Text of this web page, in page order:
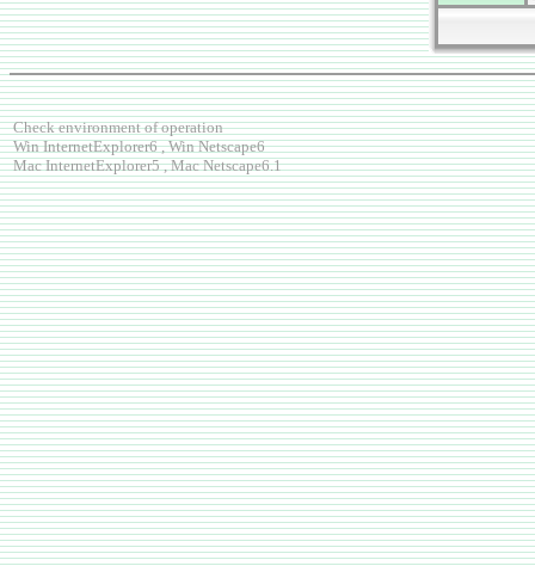
Check environment of operation
Win InternetExplorer6 , Win Netscape6
Mac InternetExplorer5 , Mac Netscape6.1